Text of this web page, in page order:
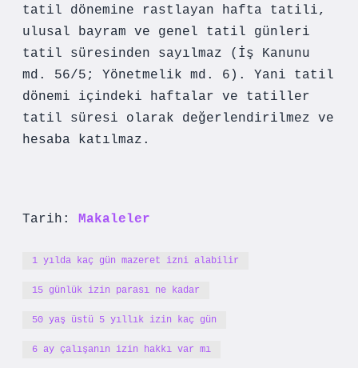
tatil dönemine rastlayan hafta tatili,
ulusal bayram ve genel tatil günleri
tatil süresinden sayılmaz (İş Kanunu
md. 56/5; Yönetmelik md. 6). Yani tatil
dönemi içindeki haftalar ve tatiller
tatil süresi olarak değerlendirilmez ve
hesaba katılmaz.
Tarih: Makaleler
1 yılda kaç gün mazeret izni alabilir
15 günlük izin parası ne kadar
50 yaş üstü 5 yıllık izin kaç gün
6 ay çalışanın izin hakkı var mı